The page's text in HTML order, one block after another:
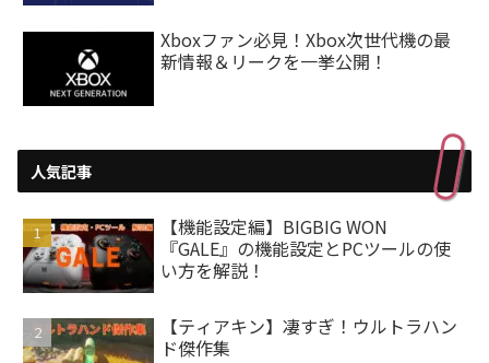
Xboxファン必見！Xbox次世代機の最
新情報＆リークを一挙公開！
人気記事
【機能設定編】BIGBIG WON
『GALE』の機能設定とPCツールの使
い方を解説！
【ティアキン】凄すぎ！ウルトラハン
ド傑作集